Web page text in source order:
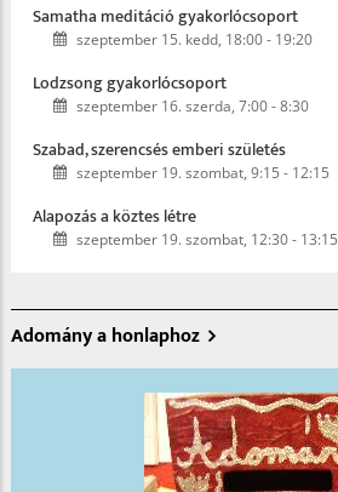
Samatha meditáció gyakorlócsoport
szeptember 15. kedd, 18:00- 19:20
Lodzsong gyakorlócsoport
szeptember 16. szerda, 7:00-8:30
Szabad, szerencsés emberi születés
szeptember 19. szombat, 9:15 - 12:15
Alapozás a köztes létre
szeptember 19. szombat, 12:30- 13:15
Adomány a honlaphoz